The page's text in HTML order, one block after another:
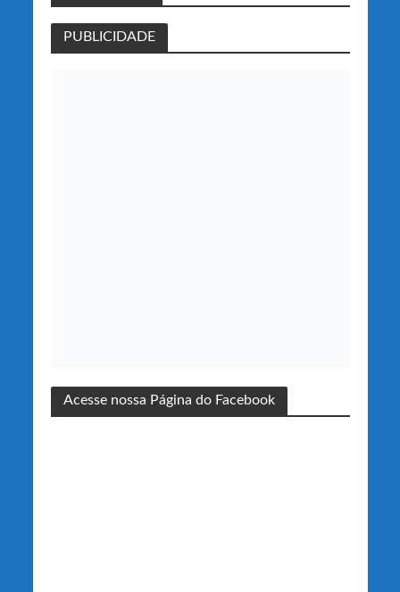
PUBLICIDADE
Acesse nossa Página do Facebook